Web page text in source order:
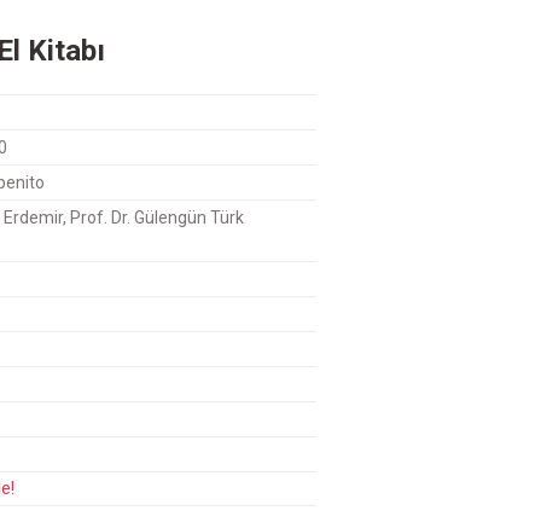
Kitabı
Erdemir, Prof. Dr. Gülengün Türk